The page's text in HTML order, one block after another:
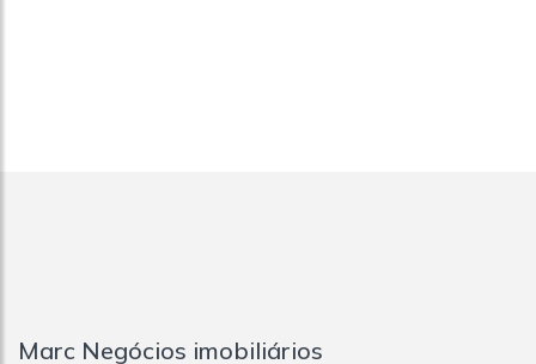
Marc Negócios imobiliários